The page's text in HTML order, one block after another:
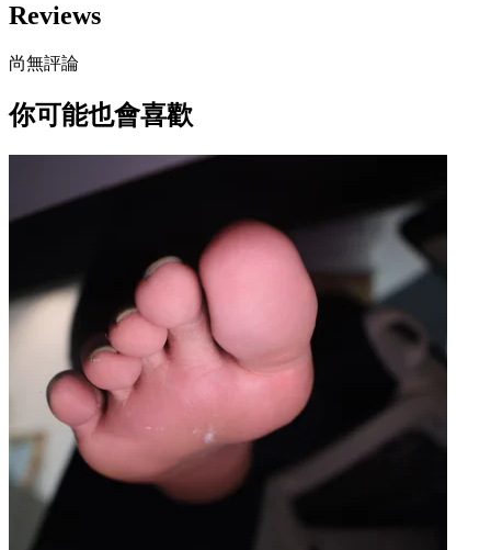
Reviews
尚無評論
你可能也會喜歡